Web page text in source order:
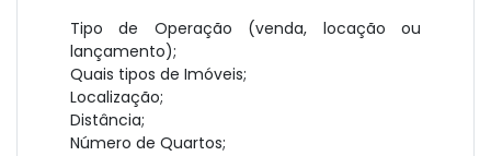
Tipo de Operação (venda, locação ou
lançamento);
Quais tipos de Imóveis;
Localização;
Distância;
Número de Quartos;